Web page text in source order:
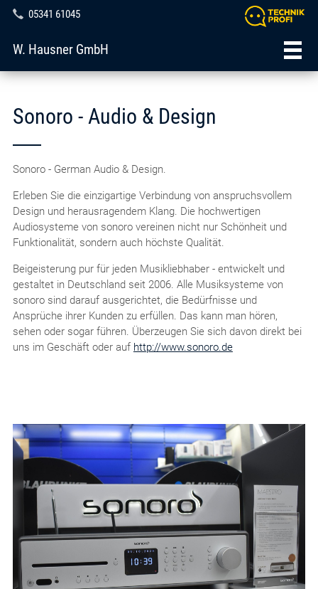
05341 61045
W. Hausner GmbH
Sonoro - Audio & Design
Sonoro - German Audio & Design.
Erleben Sie die einzigartige Verbindung von anspruchsvollem
Design und herausragendem Klang. Die hochwertigen
Audiosysteme von sonoro vereinen nicht nur Schönheit und
Funktionalität, sondern auch höchste Qualität.
Beigeisterung pur für jeden Musikliebhaber - entwickelt und
gestaltet in Deutschland seit 2006. Alle Musiksysteme von
sonoro sind darauf ausgerichtet, die Bedürfnisse und
Ansprüche ihrer Kunden zu erfüllen. Das kann man hören,
sehen oder sogar führen. Überzeugen Sie sich davon direkt bei
uns im Geschäft oder auf http://www.sonoro.de